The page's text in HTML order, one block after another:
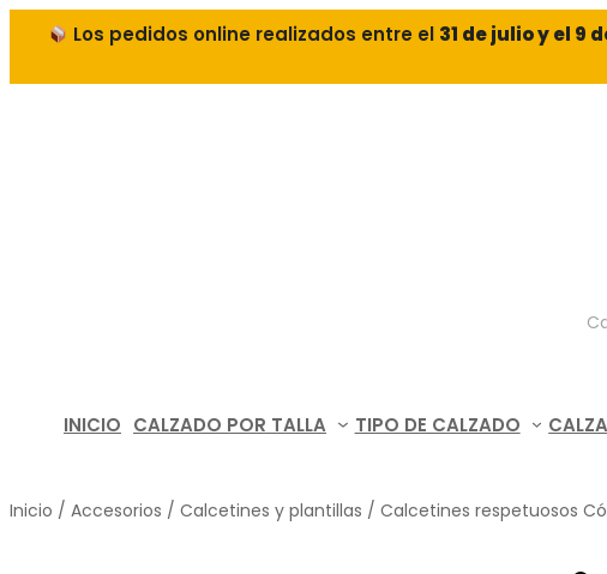
Los pedidos online realizados entre el 31 de julio y el 9
INICIO CALZADO POR TALLA TIPO DE CALZADO
Inicio / Accesorios / Calcetines y plantillas / Calcetines respetuosos